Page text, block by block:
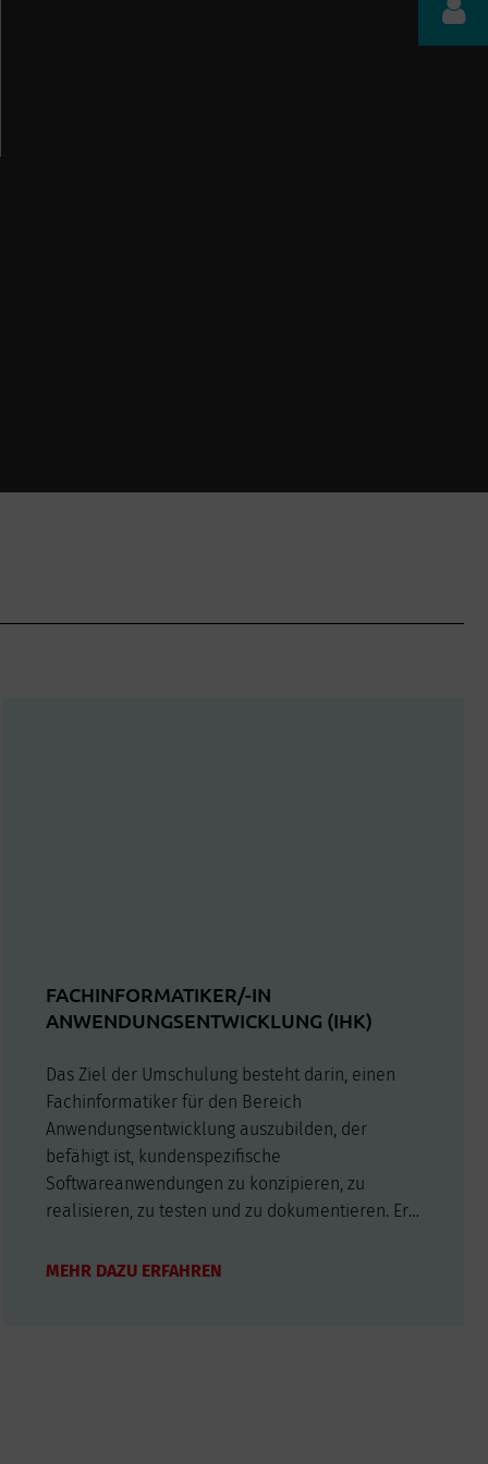
FACHINFORMATIKER/-IN
ANWENDUNGSENTWICKLUNG (IHK)
Das Ziel der Umschulung besteht darin, einen
Fachinformatiker für den Bereich
Anwendungsentwicklung auszubilden, der
befähigt ist, kundenspezifische
Softwareanwendungen zu konzipieren, zu
realisieren, zu testen und zu dokumentieren. Er
sowie anwendergerechte und ergonomische
MEHR DAZU ERFAHREN